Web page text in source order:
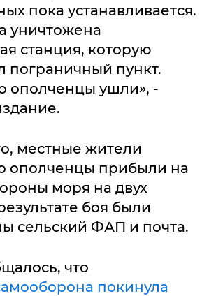
пока устанавливается.
уничтожена
станция, которую
пограничный пункт.
ополченцы ушли», -
местные жители
ополченцы прибыли на
моря на двух
боя были
сельский ФАП и почта.
что
покинула